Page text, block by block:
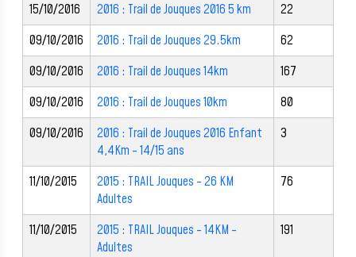
15/10/2016
2016 : Trail de Jouques 2016 5 km
22
09/10/2016
2016 : Trail de Jouques 29.5km
62
09/10/2016
2016 : Trail de Jouques 14km
167
09/10/2016
2016 : Trail de Jouques 10km
80
09/10/2016
2016 : Trail de Jouques 2016 Enfant
4,4Km - 14/15 ans
3
11/10/2015
2015 : TRAIL Jouques - 26 KM
Adultes
76
11/10/2015
2015 : TRAIL Jouques - 14KM -
Adultes
191